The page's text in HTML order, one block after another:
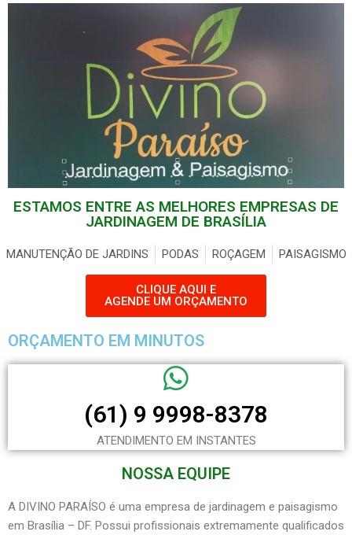
ESTAMOS ENTRE AS MELHORES EMPRESAS DE
JARDINAGEM DE BRASÍLIA
MANUTENÇÃO DE JARDINS PODAS ROÇAGEM PAISAGISMO
CLIQUE AQUI E
AGENDE UM ORÇAMENTO
ORÇAMENTO EM MINUTOS
(61) 9 9998-8378
ATENDIMENTO EM INSTANTES
NOSSA EQUIPE
A DIVINO PARAÍSO é uma empresa de jardinagem e paisagismo
em Brasília – DF. Possui profissionais extremamente qualificados